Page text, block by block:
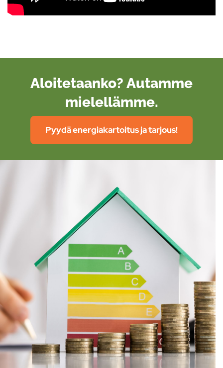
Aloitetaanko? Autamme
mielellämme.
Pyydä energiakartoitus ja tarjous!